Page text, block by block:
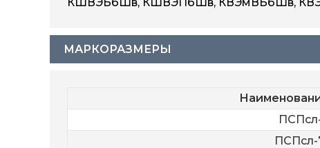
МАРКОРАЗМЕРЫ
ПСПсл-